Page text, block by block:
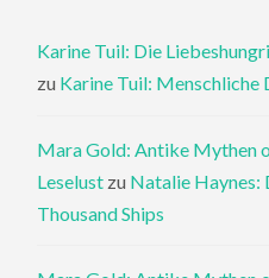
Karine Tuil: Die
zu Karine Tuil: Menschliche
Mara Gold: Antike Mythen
Leselust zu Natalie Haynes:
Thousand Ships